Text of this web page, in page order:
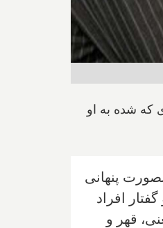
که شده به او
پنهانی
افراد
قهر و